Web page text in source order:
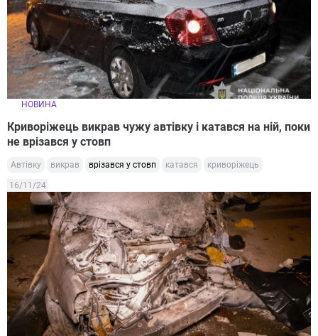
НОВИНА
Криворіжець викрав чужу автівку і катався на ній, поки
не врізався у стовп
Автівку викрав врізався у стовп катався криворіжець
16/11/24